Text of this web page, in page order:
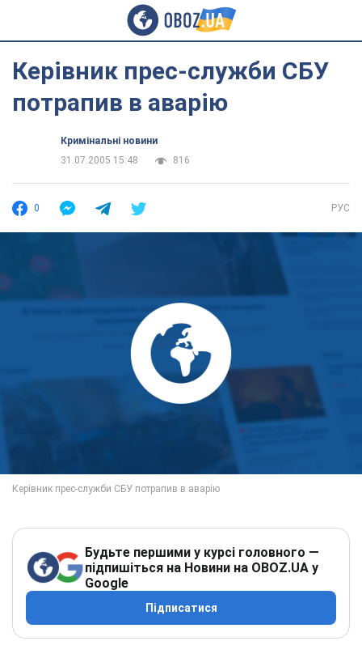
Керівник прес-служби СБУ
потрапив в аварію
Кримінальні новини
31.07.2005 15:48
816
0 РУС
Будьте першими у курсі головного —
підпишіться на Новини на OBOZ.UA у
Google
Підписатися